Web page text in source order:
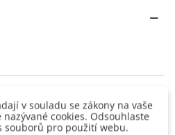
v souladu se zákony na vaše
cookies. Odsouhlaste
souborů pro použití webu.